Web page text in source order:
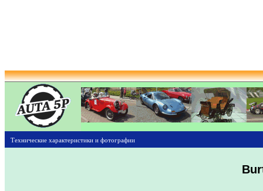
Технические характеристики и фотографии